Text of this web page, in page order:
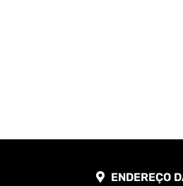
ENDEREÇO